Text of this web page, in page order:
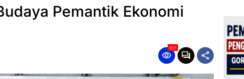
Pemantik Ekonomi
601